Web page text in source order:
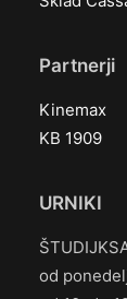
Partnerji
Kinemax
KB 1909
URNIKI
od